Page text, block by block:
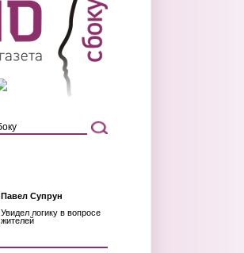
Павел Супрун
Увидел логику в вопросе
жителей